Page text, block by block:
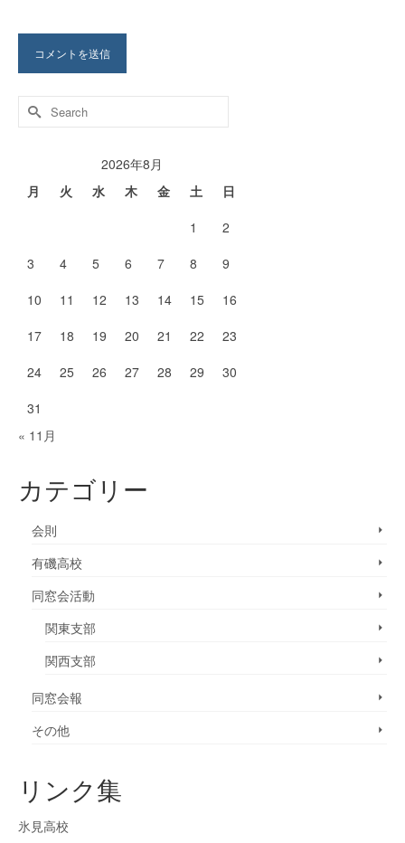
Search
for:
2026年8月
月
火 水 木 金 土
日
1
2
3
4 5 6 7 8
9
10
11 12 13 14 15
16
17
18 19 20 21 22
23
24
25 26 27 28 29
30
31
« 11月
カテゴリー
会則
有磯高校
同窓会活動
関東支部
関西支部
同窓会報
その他
リンク集
氷見高校